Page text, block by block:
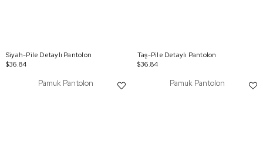
Siyah-Pile Detaylı Pantolon
$36.84
Taş-Pile Detaylı Pantolon
$36.84
Pamuk Pantolon Pamuk Pantolon